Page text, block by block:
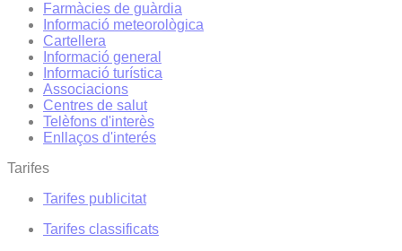
Farmàcies de guàrdia
Informació meteorològica
Cartellera
Informació general
Informació turística
Associacions
Centres de salut
Telèfons d'interès
Enllaços d'interés
Tarifes
Tarifes publicitat
Tarifes classificats